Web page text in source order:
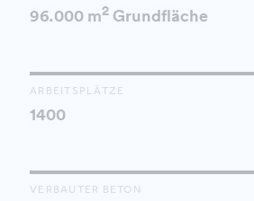
96.000 m2 Grundfläche
ARBEITSPLÄTZE
1400
VERBAUTER BETON